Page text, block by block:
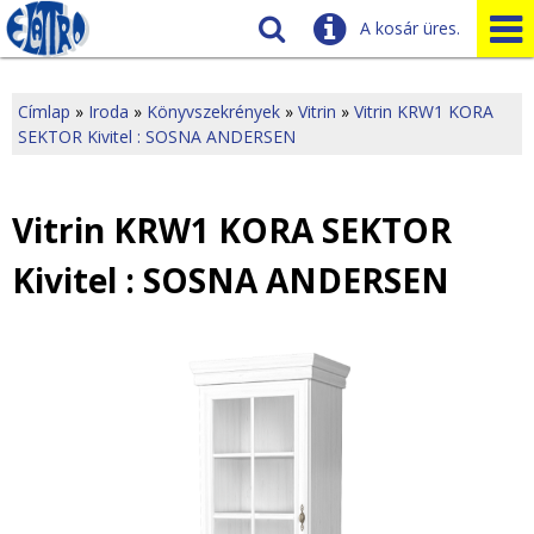
J
l
e
Címlap » Iroda » Könyvszekrények » Vitrin » Vitrin KRW1 KORA
SEKTOR Kivitel : SOSNA ANDERSEN
Vitrin KRW1 KORA SEKTOR
Kivitel : SOSNA ANDERSEN
A kosár üres.
Tudnivalók